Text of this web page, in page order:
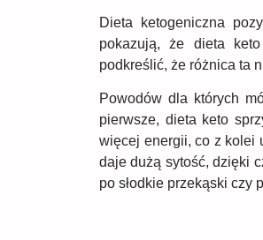
Dieta ketogeniczna
pokazują, że dieta
podkreślić, że różnica ta
Powodów dla których
pierwsze, dieta keto
więcej energii, co z kolei
daje dużą sytość, dzięki
po słodkie przekąski czy